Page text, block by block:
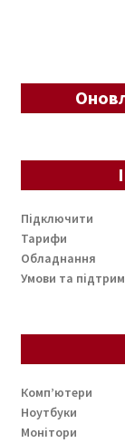
Підключити
Тарифи
Обладнання
Умови та
Комп’ютери
Ноутбуки
Монітори